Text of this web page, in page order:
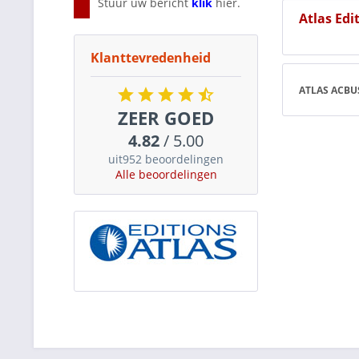
Klanttevredenheid
ZEER GOED
4.82/ 5.00
uit952 beoordelingen
Alle beoordelingen
Atlas
ATLAS